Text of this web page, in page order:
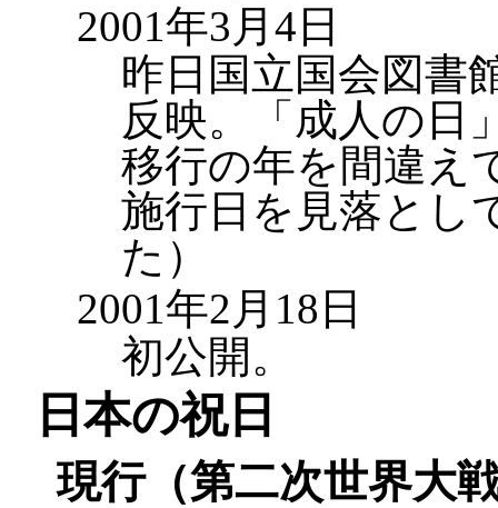
2001年3月4日
昨日国立国会図書
反映。「成人の日
移行の年を間違え
施行日を見落とし
た）
2001年2月18日
初公開。
日本の祝日
現行（第二次世界大